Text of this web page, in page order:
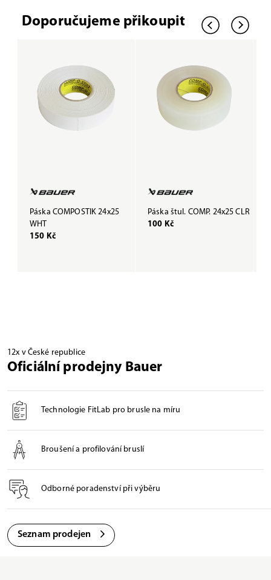
Doporučujeme přikoupit
Páska COMPOSTIK 24x25
WHT
150 Kč
Páska štul. COMP. 24x25 CLR
100 Kč
12x v České republice
Oficiální prodejny Bauer
Technologie FitLab pro brusle na míru
Broušení a profilování bruslí
Odborné poradenství při výběru
Seznam prodejen